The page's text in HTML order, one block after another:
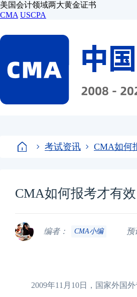
美国会计领域两大黄金证书
CMA USCPA
考试资讯 CMA如何
CMA如何报考才有
编者： CMA小编 预
2009年11月10日，国家外国外